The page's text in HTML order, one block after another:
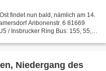
findet nun bald, nämlich am 14.
Aribonenstr. 6 81669
/ Insbrucker Ring Bus: 155, 55,
Niedergang des